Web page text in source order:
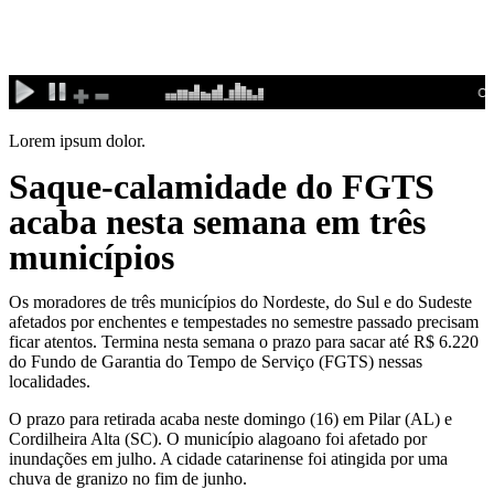
conteúdo
Lorem ipsum dolor.
Saque-calamidade do FGTS
acaba nesta semana em três
municípios
Os moradores de três municípios do Nordeste, do Sul e do Sudeste
afetados por enchentes e tempestades no semestre passado precisam
ficar atentos. Termina nesta semana o prazo para sacar até R$ 6.220
do Fundo de Garantia do Tempo de Serviço (FGTS) nessas
localidades.
O prazo para retirada acaba neste domingo (16) em Pilar (AL) e
Cordilheira Alta (SC). O município alagoano foi afetado por
inundações em julho. A cidade catarinense foi atingida por uma
chuva de granizo no fim de junho.